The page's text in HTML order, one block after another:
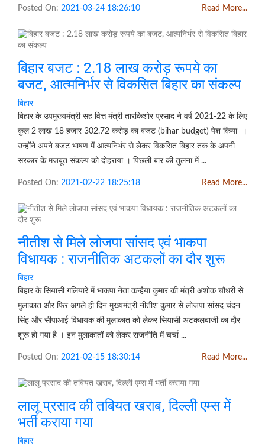
Posted On: 2021-03-24 18:26:10 Read More...
बिहार बजट : 2.18 लाख करोड़ रूपये का
बजट, आत्मनिर्भर से विकसित बिहार का संकल्प
बिहार
बिहार के उपमुख्यमंत्री सह वित्त मंत्री तारकिशोर प्रसाद ने वर्ष 2021-22 के लिए
कुल 2 लाख 18 हजार 302.72 करोड़ का बजट (bihar budget) पेश किया ।
उन्होंने अपने बजट भाषण में आत्मनिर्भर से लेकर विकसित बिहार तक के अपनी
सरकार के मजबूत संकल्प को दोहराया । पिछली बार की तुलना में ...
Posted On: 2021-02-22 18:25:18 Read More...
नीतीश से मिले लोजपा सांसद एवं भाकपा
विधायक : राजनीतिक अटकलों का दौर शुरू
बिहार
बिहार के सियासी गलियारे में भाकपा नेता कन्हैया कुमार की मंत्री अशोक चौधरी से
मुलाकात और फिर अगले ही दिन मुख्यमंत्री नीतीश कुमार से लोजपा सांसद चंदन
सिंह और सीपाआई विधायक की मुलाकात को लेकर सियासी अटकलबाजी का दौर
शुरू हो गया है । इन मुलाकातों को लेकर राजनीति में चर्चा ...
Posted On: 2021-02-15 18:30:14 Read More...
लालू प्रसाद की तबियत खराब, दिल्ली एम्स में
भर्ती कराया गया
बिहार